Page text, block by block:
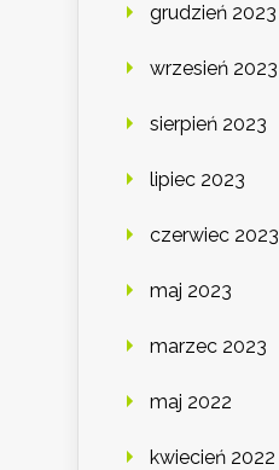
grudzień 2023
wrzesień 2023
sierpień 2023
lipiec 2023
czerwiec 2023
maj 2023
marzec 2023
maj 2022
kwiecień 2022